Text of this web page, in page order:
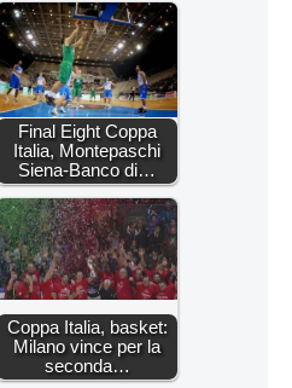
Final Eight Coppa
Italia, Montepaschi
Siena-Banco di…
Coppa Italia, basket:
Milano vince per la
seconda…